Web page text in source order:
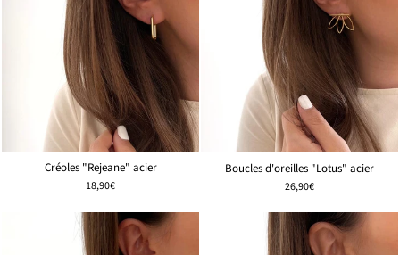
Créoles "Rejeane" acier
18,90€
Boucles d'oreilles "Lotus" acier
26,90€